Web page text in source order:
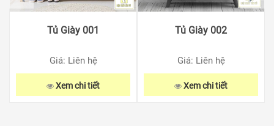
Tủ Giày 001
Giá: Liên hệ
Xem chi tiết
Tủ Giày 002
Giá: Liên hệ
Xem chi tiết